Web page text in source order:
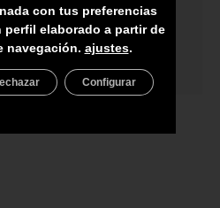
PERSONAL
NO INCLUYE
con tus preferencias
perfil elaborado a partir de
navegación. ajustes.
Configurar